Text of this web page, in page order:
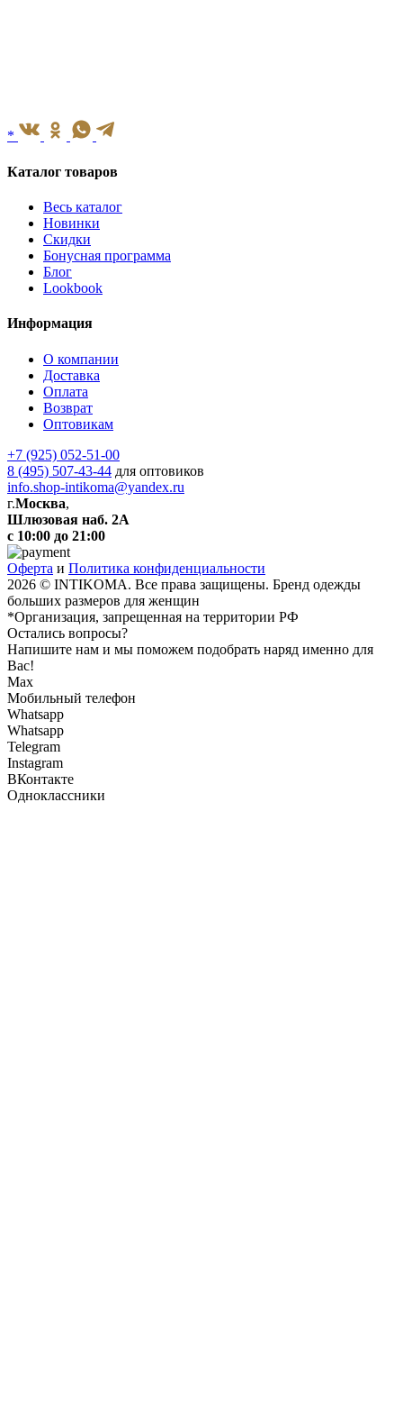
*
Каталог товаров
Весь каталог
Новинки
Скидки
Бонусная программа
Блог
Lookbook
Информация
О компании
Доставка
Оплата
Возврат
Оптовикам
+7 (925) 052-51-00
8 (495) 507-43-44 для оптовиков
info.shop-intikoma@yandex.ru
г.Москва,
Шлюзовая наб. 2А
с 10:00 до 21:00
Оферта и Политика конфиденциальности
2026 © INTIKOMA. Все права защищены. Бренд одежды
больших размеров для женщин
*Организация, запрещенная на территории РФ
Остались вопросы?
Напишите нам и мы поможем подобрать наряд именно для
Вас!
Max
Мобильный телефон
Whatsapp
Whatsapp
Telegram
Instagram
ВКонтакте
Одноклассники